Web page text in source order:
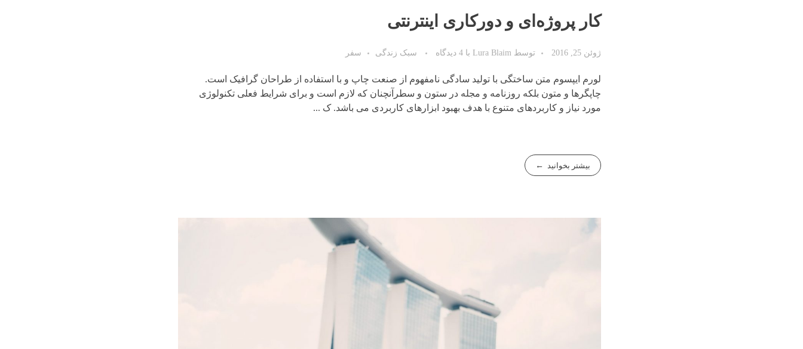
کار پروژه‌ای و دورکاری اینترنتی
ژوئن 25, 2016 توسط Lura Blaim با 4 دیدگاه سبک زندگی سفر
لورم ایپسوم متن ساختگی با تولید سادگی نامفهوم از صنعت چاپ و با استفاده از طراحان گرافیک است.
چاپگرها و متون بلکه روزنامه و مجله در ستون و سطرآنچنان که لازم است و برای شرایط فعلی تکنولوژی
مورد نیاز و کاربردهای متنوع با هدف بهبود ابزارهای کاربردی می باشد. ک ...
بیشتر بخوانید